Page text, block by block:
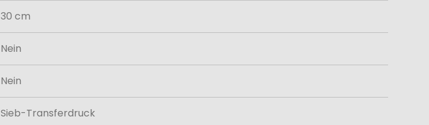
30 cm
Nein
Nein
Sieb-Transferdruck